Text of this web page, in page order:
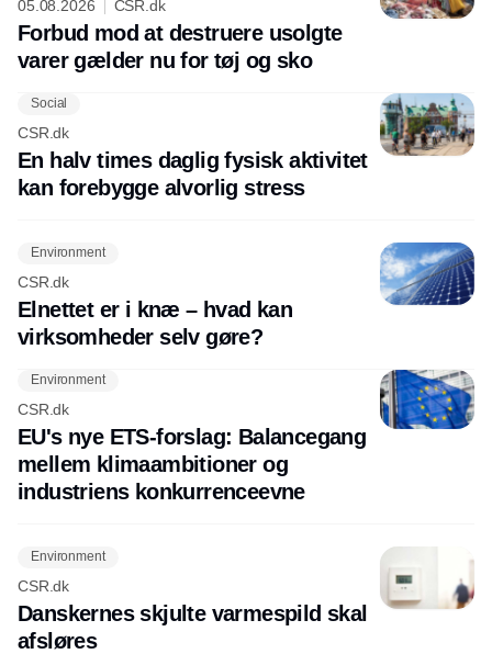
05.08.2026 CSR.dk
Forbud mod at destruere usolgte
varer gælder nu for tøj og sko
Social
CSR.dk
En halv times daglig fysisk aktivitet
kan forebygge alvorlig stress
Environment
CSR.dk
Elnettet er i knæ – hvad kan
virksomheder selv gøre?
Environment
CSR.dk
EU's nye ETS-forslag: Balancegang
mellem klimaambitioner og
industriens konkurrenceevne
Environment
CSR.dk
Danskernes skjulte varmespild skal
afsløres